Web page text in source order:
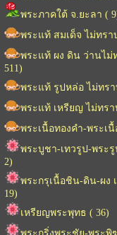
พระภาคใต้ จ.ยะลา (
พระแท้ สมเด็จ ไม่ทรา
พระแท้ ผง ดิน ว่านไม่
511)
พระแท้ รูปหล่อ ไม่ทรา
พระแท้ เหรียญ ไม่ทรา
พระเนื้อทองคำ-พระเนื้
พระบูชา-เทวรูป-พระรู
2)
พระกรุเนื้อชิน-ดิน-ผง
19)
เหรียญพระพุทธ ( 36)